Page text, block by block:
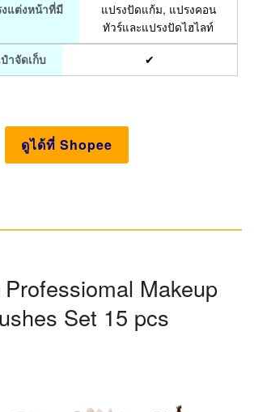
งแต่งหน้าที่มี
แปรงปัดแก้ม, แปรงคอน
ทัวร์และแปรงปัดไฮไลท์
าจัดเก็บ ✔
ดูได้ที่ Shopee
Makeup
Set 15 pcs